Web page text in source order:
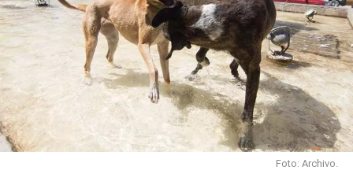
Carlos Gardel y Rochdale; Rochdale y Australia;
Rochdale y Jujuy; Yrigoyen y Mendoza; Yrigoyen y
Avenida Roca; y Chula Vista, casi San Juan.
Foto: Archivo.